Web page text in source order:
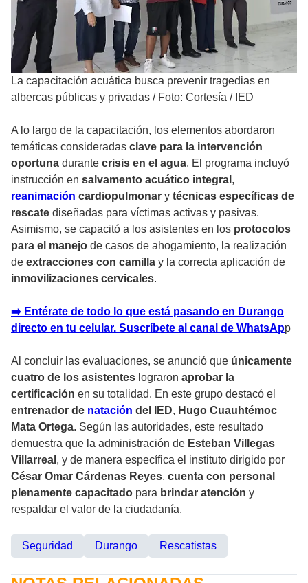
La capacitación acuática busca prevenir tragedias en
albercas públicas y privadas / Foto: Cortesía / IED
A lo largo de la capacitación, los elementos abordaron
temáticas consideradas clave para la intervención
oportuna durante crisis en el agua. El programa incluyó
instrucción en salvamento acuático integral ,
reanimación cardiopulmonar y técnicas específicas de
rescate diseñadas para víctimas activas y pasivas.
Asimismo, se capacitó a los asistentes en los protocolos
para el manejo de casos de ahogamiento, la realización
de extracciones con camilla y la correcta aplicación de
inmovilizaciones cervicales.
➡️ Entérate de todo lo que está pasando en Durango
directo en tu celular. Suscríbete al canal de WhatsApp
Al concluir las evaluaciones, se anunció que únicamente
cuatro de los asistentes lograron aprobar la
certificación en su totalidad. En este grupo destacó el
entrenador de natación del IED, Hugo Cuauhtémoc
Mata Ortega. Según las autoridades, este resultado
demuestra que la administración de Esteban Villegas
Villarreal , y de manera específica el instituto dirigido por
César Omar Cárdenas Reyes, cuenta con personal
plenamente capacitado para brindar atención y
respaldar el valor de la ciudadanía.
Seguridad Durango Rescatistas